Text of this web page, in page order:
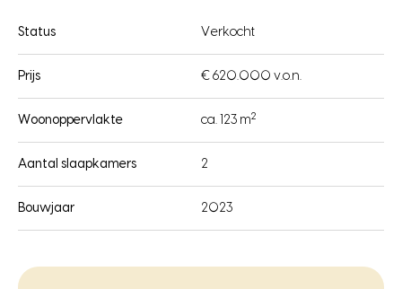
Status Verkocht
Prijs € 620.000 v.o.n.
Woonoppervlakte ca. 123 m2
Aantal slaapkamers 2
Bouwjaar 2023